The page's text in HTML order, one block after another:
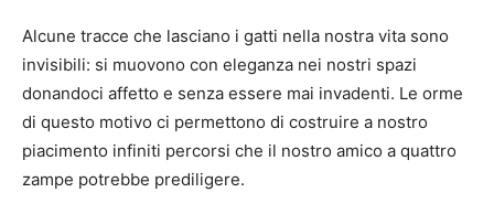
Alcune tracce che lasciano i gatti nella nostra vita sono
invisibili: si muovono con eleganza nei nostri spazi
donandoci affetto e senza essere mai invadenti. Le orme
di questo motivo ci permettono di costruire a nostro
piacimento infiniti percorsi che il nostro amico a quattro
zampe potrebbe prediligere.